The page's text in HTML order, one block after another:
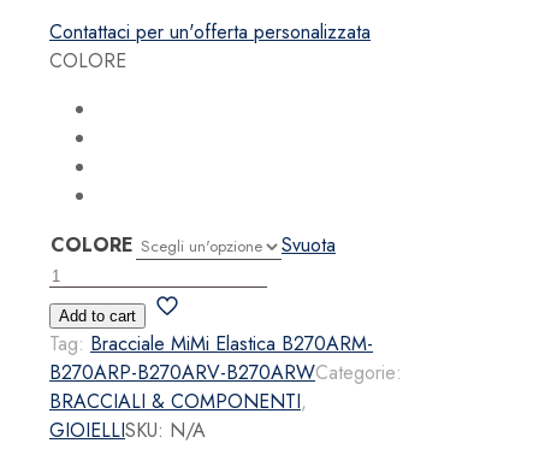
Contattaci per un'offerta personalizzata
COLORE
COLORE
Svuota
Bracciale
MiMi
Elastica
quantità
Add to cart
Tag: Bracciale MiMi Elastica B270ARM-
B270ARP-B270ARV-B270ARWCategorie:
BRACCIALI & COMPONENTI,
GIOIELLISKU: N/A